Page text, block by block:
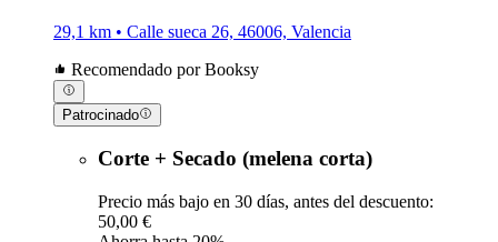
29,1 km • Calle sueca 26, 46006, Valencia
Recomendado por Booksy
Patrocinado
Corte + Secado (melena corta)
Precio más bajo en 30 días, antes del descuento:
50,00 €